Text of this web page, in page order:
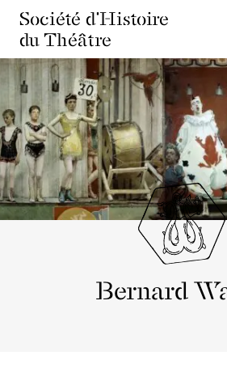
Société d'Histoire
du Théâtre
Bernard